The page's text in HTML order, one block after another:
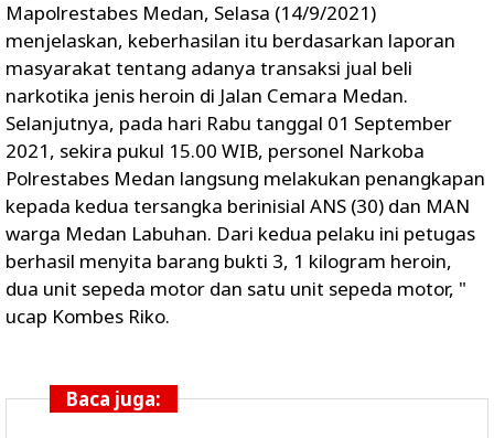
Mapolrestabes Medan, Selasa (14/9/2021)
menjelaskan, keberhasilan itu berdasarkan laporan
masyarakat tentang adanya transaksi jual beli
narkotika jenis heroin di Jalan Cemara Medan.
Selanjutnya, pada hari Rabu tanggal 01 September
2021, sekira pukul 15.00 WIB, personel Narkoba
Polrestabes Medan langsung melakukan penangkapan
kepada kedua tersangka berinisial ANS (30) dan MAN
warga Medan Labuhan. Dari kedua pelaku ini petugas
berhasil menyita barang bukti 3, 1 kilogram heroin,
dua unit sepeda motor dan satu unit sepeda motor, "
ucap Kombes Riko.
Baca juga: